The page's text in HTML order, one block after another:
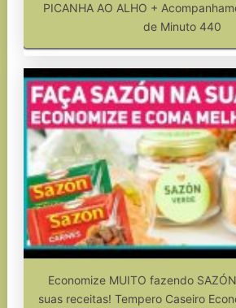
PICANHA AO ALHO +
de Minuto 440
Economize MUITO fazendo
suas receitas! Tempero Caseiro